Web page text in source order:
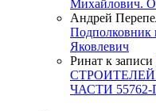
Михайлович.
Андрей
Подполковник
Яковлевич
Ринат к записи
ЧАСТИ